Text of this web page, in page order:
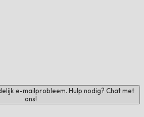
e-mailprobleem. Hulp nodig? Chat met
ons!